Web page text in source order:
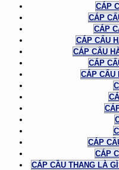
CÁP
CÁP
CÁP
CÁP CẨU
CÁP CẨU
CÁP
CÁP CẨU
CÁP
CÁP
CÁP CẦU THANG LÀ